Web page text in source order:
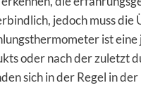
jedoch muss die
ist
oder nach der zuletzt
sich in der Regel in